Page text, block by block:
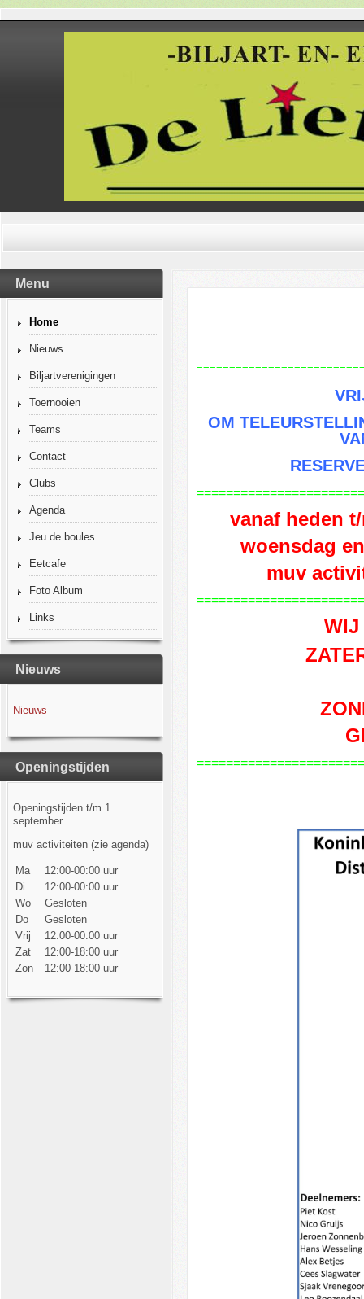
Menu
Home
Nieuws
Biljartverenigingen
Toernooien
Teams
Contact
Clubs
Agenda
Jeu de boules
Eetcafe
Foto Album
Links
Nieuws
Nieuws
Openingstijden
Openingstijden t/m 1
september
muv activiteiten (zie agenda)
Ma
12:00-00:00 uur
Di
12:00-00:00 uur
Wo
Gesloten
Do
Gesloten
Vrij
12:00-00:00 uur
Zat
12:00-18:00 uur
Zon
12:00-18:00 uur
OM
vanaf heden
woensdag
muv
WIJ